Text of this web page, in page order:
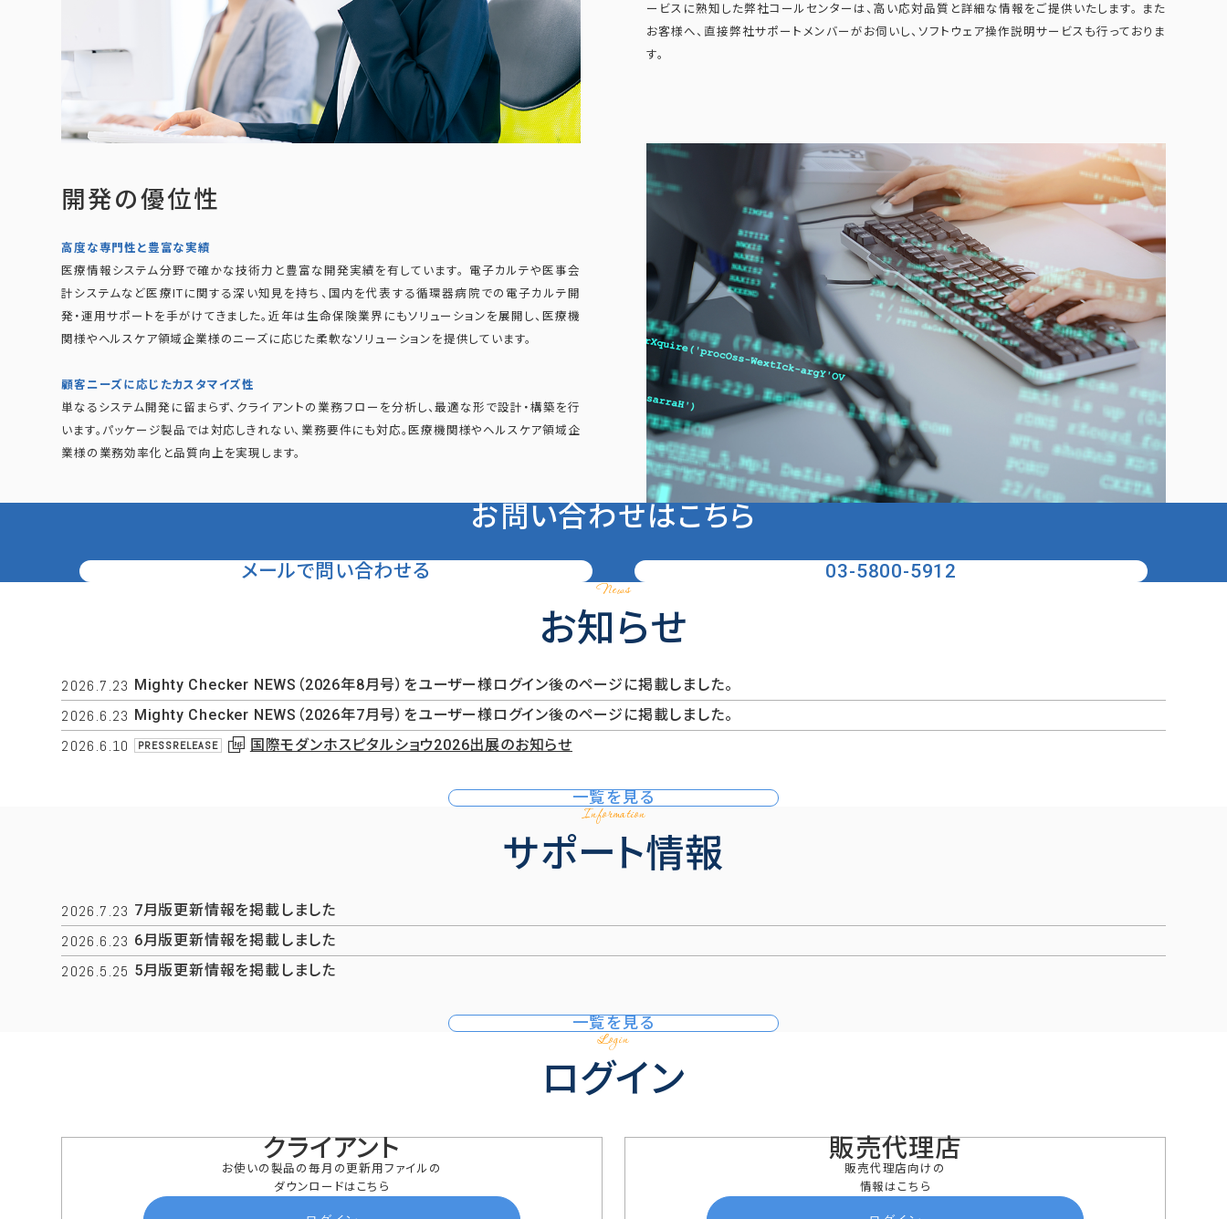
ービスに熟知した弊社コールセンターは、高い応対品質と詳細な情報をご提供いたします。 また
お客様へ、直接弊社サポートメンバーがお伺いし、ソフトウェア操作説明サービスも行っておりま
す。
開発の優位性
高度な専門性と豊富な実績
医療情報システム分野で確かな技術力と豊富な開発実績を有しています。 電子カルテや医事会
計システムなど医療ITに関する深い知見を持ち、国内を代表する循環器病院での電子カルテ開
発・運用サポートを手がけてきました。近年は生命保険業界にもソリューションを展開し、医療機
関様やヘルスケア領域企業様のニーズに応じた柔軟なソリューションを提供しています。
顧客ニーズに応じたカスタマイズ性
単なるシステム開発に留まらず、クライアントの業務フローを分析し、最適な形で設計・構築を行
います。パッケージ製品では対応しきれない、業務要件にも対応。医療機関様やヘルスケア領域企
業様の業務効率化と品質向上を実現します。
お問い合わせはこちら
メールで問い合わせる
03-5800-5912
News
お知らせ
2026.7.23 Mighty Checker NEWS（2026年8月号）をユーザー様ログイン後のページに掲載しました。
2026.6.23 Mighty Checker NEWS（2026年7月号）をユーザー様ログイン後のページに掲載しました。
2026.6.10 PRESSRELEASE 国際モダンホスピタルショウ2026出展のお知らせ
一覧を見る
Information
サポート情報
2026.7.23 7月版更新情報を掲載しました
2026.6.23 6月版更新情報を掲載しました
2026.5.25 5月版更新情報を掲載しました
一覧を見る
Login
ログイン
クライアント
お使いの製品の毎月の更新用ファイルの
ダウンロードはこちら
販売代理店
販売代理店向けの
情報はこちら